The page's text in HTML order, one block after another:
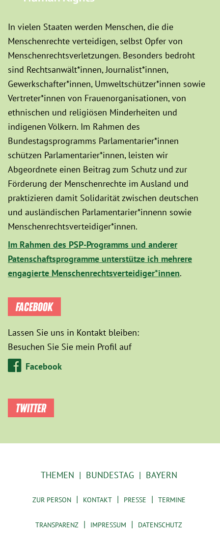
In vielen Staaten werden Menschen, die die
Menschenrechte verteidigen, selbst Opfer von
Menschenrechtsverletzungen. Besonders bedroht
sind Rechtsanwält*innen, Journalist*innen,
Gewerkschafter*innen, Umweltschützer*innen sowie
Vertreter*innen von Frauenorganisationen, von
ethnischen und religiösen Minderheiten und
indigenen Völkern. Im Rahmen des
Bundestagsprogramms Parlamentarier*innen
schützen Parlamentarier*innen, leisten wir
Abgeordnete einen Beitrag zum Schutz und zur
Förderung der Menschenrechte im Ausland und
praktizieren damit Solidarität zwischen deutschen
und ausländischen Parlamentarier*innenn sowie
Menschenrechtsverteidiger*innen.
Im Rahmen des PSP-Programms und anderer
Patenschaftsprogramme unterstütze ich mehrere
engagierte Menschenrechtsverteidiger*innen.
FACEBOOK
Lassen Sie uns in Kontakt bleiben:
Besuchen Sie Sie mein Profil auf
Facebook
TWITTER
THEMEN BUNDESTAG BAYERN
ZUR PERSON KONTAKT PRESSE TERMINE
TRANSPARENZ IMPRESSUM DATENSCHUTZ